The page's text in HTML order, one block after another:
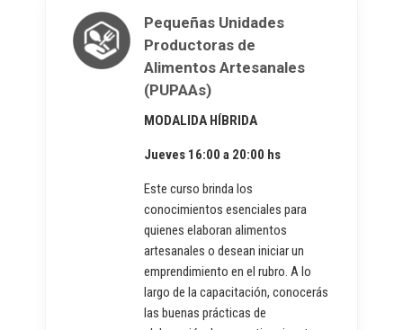
Pequeñas Unidades
Productoras de
Alimentos Artesanales
(PUPAAs)
MODALIDA HÍBRIDA
Jueves 16:00 a 20:00 hs
Este curso brinda los
conocimientos esenciales para
quienes elaboran alimentos
artesanales o desean iniciar un
emprendimiento en el rubro. A lo
largo de la capacitación, conocerás
las buenas prácticas de